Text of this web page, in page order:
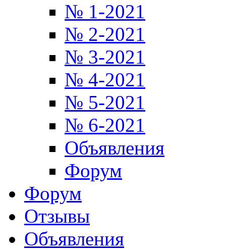
№ 1-2021
№ 2-2021
№ 3-2021
№ 4-2021
№ 5-2021
№ 6-2021
Объявления
Форум
Форум
Отзывы
Объявления